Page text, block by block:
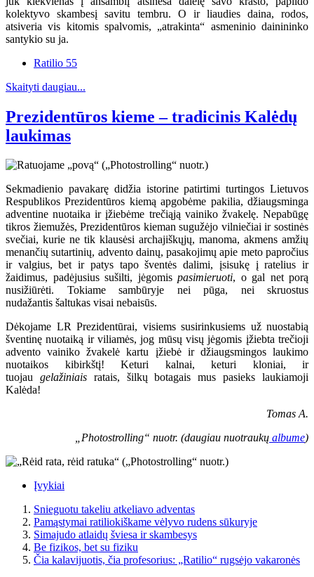
kolektyvo skambesį savitu tembru. O ir liaudies daina, rodos,
atsiveria vis kitomis spalvomis, „atrakinta“ asmeninio dainininko
santykio su ja.
Ratilio 55
Skaityti daugiau...
Prezidentūros kieme – tradicinis Kalėdų
laukimas
Sekmadienio pavakarę didžia istorine patirtimi turtingos Lietuvos
Respublikos Prezidentūros kiemą apgobėme pakilia, džiaugsminga
adventine nuotaika ir įžiebėme trečiąją vainiko žvakelę. Nepabūgę
tikros žiemužės, Prezidentūros kieman sugužėjo vilniečiai ir sostinės
svečiai, kurie ne tik klausėsi archajiškųjų, manoma, akmens amžių
menančių sutartinių, advento dainų, pasakojimų apie meto papročius
ir valgius, bet ir patys tapo šventės dalimi, įsisukę į ratelius ir
žaidimus, padėjusius sušilti, jėgomis pasimieruoti, o gal net porą
nusižiūrėti. Tokiame sambūryje nei pūga, nei skruostus
nudažantis šaltukas visai nebaisūs.
Dėkojame LR Prezidentūrai, visiems susirinkusiems už nuostabią
šventinę nuotaiką ir viliamės, jog mūsų visų jėgomis įžiebta trečioji
advento vainiko žvakelė kartu įžiebė ir džiaugsmingos laukimo
nuotaikos kibirkštį! Keturi kalnai, keturi kloniai, ir
tuojau gelažiniaisratais, šilkų botagais mus pasieks laukiamoji
Kalėda!
Tomas A.
„Photostrolling“ nuotr. (daugiau nuotraukų albume)
Įvykiai
Snieguotu takeliu atkeliavo adventas
Pamąstymai ratiliokiškame vėlyvo rudens sūkuryje
Simajudo atlaidų šviesa ir skambesys
Be fizikos, bet su fiziku
Čia kalavijuotis, čia profesorius: „Ratilio“ rugsėjo vakaronės